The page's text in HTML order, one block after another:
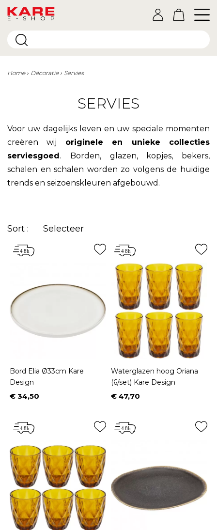
E-SHOP
Home Décoratie Servies
SERVIES
Voor uw dagelijks leven en uw speciale momenten
creëren wij originele en unieke collecties
serviesgoed.
Borden, glazen, kopjes, bekers,
schalen en schalen worden zo volgens de huidige
trends en seizoenskleuren afgebouwd.
Sort : Selecteer
Bord Elia Ø33cm Kare
Design
Prijs
€ 34,50
Waterglazen hoog Oriana
(6/set) Kare Design
Prijs
€ 47,70